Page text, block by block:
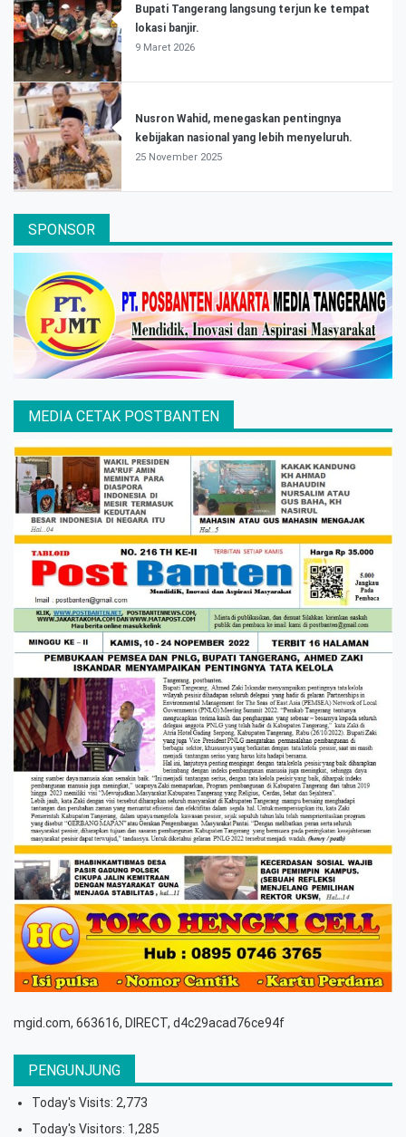
Bupati Tangerang langsung terjun ke tempat
lokasi banjir.
9 Maret 2026
Nusron Wahid, menegaskan pentingnya
kebijakan nasional yang lebih menyeluruh.
25 November 2025
SPONSOR
MEDIA CETAK POSTBANTEN
mgid.com, 663616, DIRECT, d4c29acad76ce94f
PENGUNJUNG
Today's Visits: 2,773
Today's Visitors: 1,285